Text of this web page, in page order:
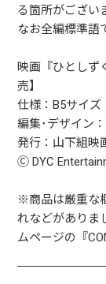
る箇所がござい
なお全編標準語
映画『ひとしず
売】
仕様：B5サイズ
編集･デザイン
発行：山下組映
Ⓒ DYC
※商品は厳重な
れなどがありま
ムページの『